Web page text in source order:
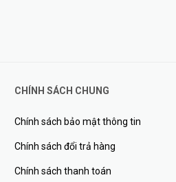
CHÍNH SÁCH CHUNG
Chính sách bảo mật thông tin
Chính sách đổi trả hàng
Chính sách thanh toán